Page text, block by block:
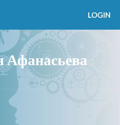
Афанасьева
LOGIN